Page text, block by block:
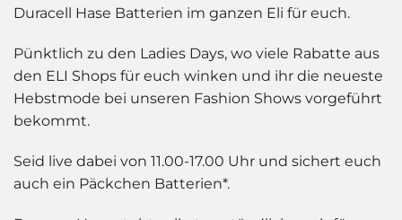
Duracell Hase Batterien im ganzen Eli für euch.
Pünktlich zu den Ladies Days, wo viele Rabatte aus
den ELI Shops für euch winken und ihr die neueste
Hebstmode bei unseren Fashion Shows vorgeführt
bekommt.
Seid live dabei von 11.00-17.00 Uhr und sichert euch
auch ein Päckchen Batterien*.